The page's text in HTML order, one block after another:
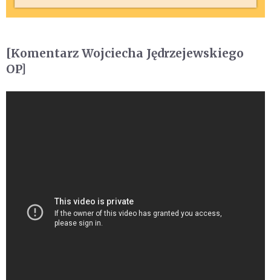
[Komentarz Wojciecha Jędrzejewskiego
OP]